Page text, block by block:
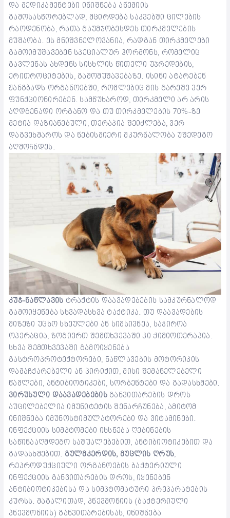
და მედიკამენტები ინიშნება ანემიის
გამოსასწორებლად, მცირდება საკვებში ცილების
რაოდენობა, რათა გაუმჯობესდეს თირკმელების
მუშაობა. ეს მნიშვნელოვანია, რადგან თირკმელები
გამოიმუშავებენ სპეციალურ ჰორმონს, რომელიც
გავლენას ახდენს სისხლის წითელი უჯრედების,
ერითროციტების, გამომუშავებაზე. ისინი ატარებენ
ჟანგბადს ორგანოებში, რომლებიც მის გარეშე ვერ
ფუნქციონირებენ. სამწუხაროდ, თირკმელი არ არის
აღდგენადი ორგანო და თუ თირკმელების 70%-ზე
მეტია დაზიანებული, თერაპია შეიძლება, ვერ
დაგვეხმაროს და ნებისმიერი მკურნალობა უშედეგო
აღმოჩნდეს.
კუჭ-ნაწლავის ტრაქტის დაავადებების სამკურნალოდ
გამოიყენება სხვადასხვა ტაქტიკა. თუ დაავადების
მიზეზი უცხო სხეულები ან სიმსივნეა, საჭიროა
ოპერაცია, ზოგიერთ შემთხვევაში კი ქიმიოთერაპია.
სხვა შემთხვევაში გამოიყენება
გასტროპროტექტორები, ნაწლავების მოტორიკის
დამაჩქარებელი ან პირიქით, მისი შემანელებელი
წამლები, ანტიბიოტიკები, სორბენტები და გადასხმები.
ვირუსული დაავადებებისგანვითარების დროს
აუცილებელია იმუნიტეტის შენარჩუნება, ამიტომ
ინიშნება იმუნოსტიმულატორები და ვიტამინები.
ინფექციის სიმპტომები იხსნება ღებინების
საწინააღმდეგო საშუალებებით, ანტიბიოტიკებით და
გადასხმებით. გულმკერდის, მუცლის ღრუს,
რეპროდუქციული ორგანოების ბაქტერიული
ინფექციის განვითარების დროს, იყენებენ
ანტიბიოტიკებისა და სიმპტომატური პრეპარატების
კურსს. მაგალითად, პნევმონიის (ბაქტერიული
პნევმონიის) განვითარებისას, ინიშნება